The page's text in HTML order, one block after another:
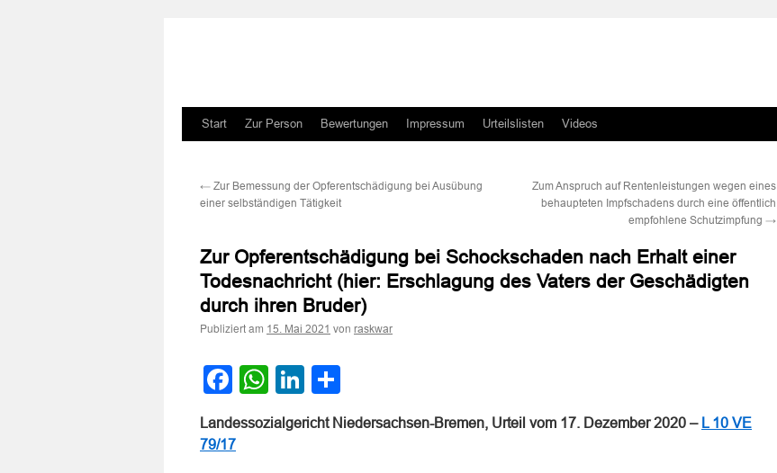
Zum
springen
Start Zur Person Bewertungen Impressum Urteilslisten Videos
← Zur Bemessung der Opferentschädigung bei Ausübung
einer selbständigen Tätigkeit
Zum Anspruch auf Rentenleistungen wegen eines
behaupteten Impfschadens durch eine öffentlich
empfohlene Schutzimpfung →
Zur Opferentschädigung bei Schockschaden nach Erhalt einer
Todesnachricht (hier: Erschlagung des Vaters der Geschädigten
durch ihren Bruder)
Publiziert am 15. Mai 2021 von raskwar
Facebook
WhatsApp
LinkedIn
Landessozialgericht Niedersachsen-Bremen, Urteil vom 17. Dezember 2020 – L 10 VE
79/17